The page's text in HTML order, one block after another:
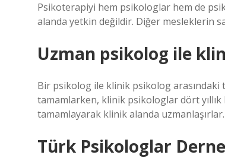
Psikoterapiyi hem psikologlar hem de
alanda yetkin değildir. Diğer mesleklerin
Uzman psikolog ile
Bir psikolog ile klinik psikolog arasındaki
tamamlarken, klinik psikologlar dört yıllık
tamamlayarak klinik alanda uzmanlaşırlar.
Türk Psikologlar